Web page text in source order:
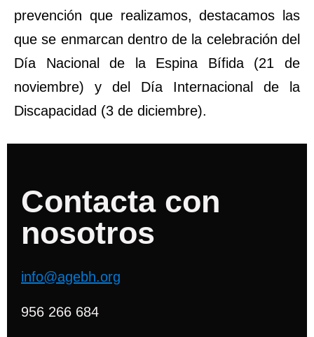
prevención que realizamos, destacamos las
que se enmarcan dentro de la celebración del
Día Nacional de la Espina Bífida (21 de
noviembre) y del Día Internacional de la
Discapacidad (3 de diciembre).
Contacta con
nosotros
info@agebh.org
956 266 684